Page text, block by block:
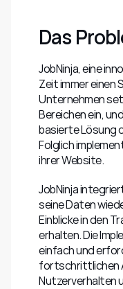
Das
JobNinja, eine
Zeit immer einen
Unternehmen
Bereichen ein,
basierte Lösung
Folglich
ihrer Website.
JobNinja
seine Daten
Einblicke in den
erhalten. Die
einfach und
fortschrittlichen
Nutzerverhalten